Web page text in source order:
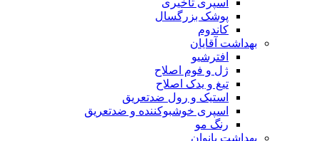
پوشک بزرگسال
کاندوم
بهداشت آقایان
افترشیو
ژل و فوم اصلاح
تیغ و یدک اصلاح
استیک و رول ضدتعریق
اسپری خوشبوکننده و ضدتعریق
رنگ مو
بهداشت بانوان